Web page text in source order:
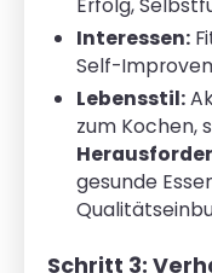
Interessen:
Self-
Lebensstil:
zum Kochen,
gesunde
Schritt 3: